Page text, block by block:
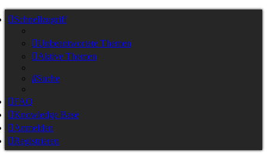
Schnellzugriff
Unbeantwortete Themen
Aktive Themen
Suche
FAQ
Knowledge Base
Anmelden
Registrieren